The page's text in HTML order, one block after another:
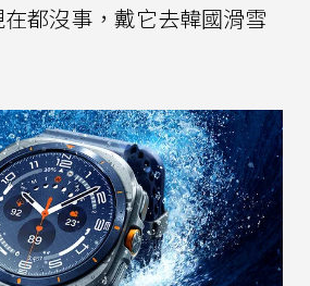
都沒事，戴它去韓國滑雪